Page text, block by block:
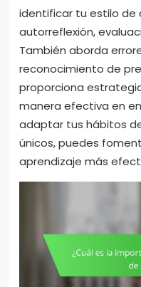
identificar tu estilo de
autorreflexión,
También aborda
reconocimiento de
proporciona
manera efectiva en
adaptar tus hábitos
únicos, puedes
aprendizaje más